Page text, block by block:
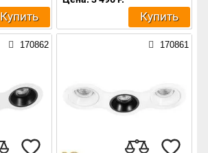
Купить Купить
170862 170861